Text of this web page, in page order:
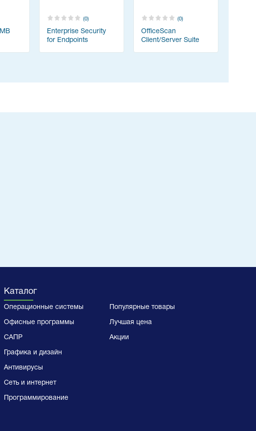
(0)
Enterprise Security
for Endpoints
(0)
OfficeScan
Client/Server Suite
Каталог
Операционные системы
Офисные программы
САПР
Графика и дизайн
Антивирусы
Сеть и интернет
Программирование
Популярные товары
Лучшая цена
Акции